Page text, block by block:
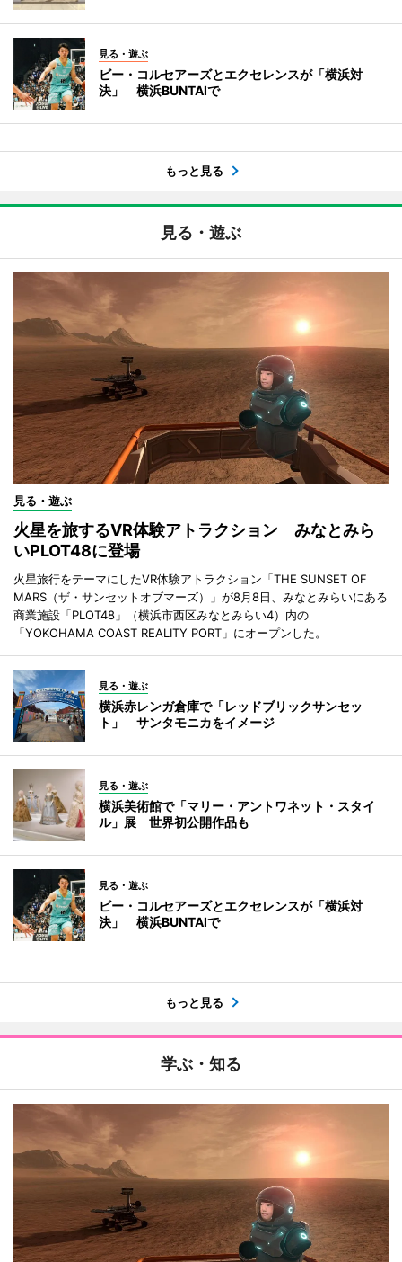
見る・遊ぶ
ビー・コルセアーズとエクセレンスが「横浜対
決」 横浜BUNTAIで
もっと見る
見る・遊ぶ
見る・遊ぶ
火星を旅するVR体験アトラクション みなとみら
いPLOT48に登場
火星旅行をテーマにしたVR体験アトラクション「THE SUNSET OF
MARS（ザ・サンセットオブマーズ）」が8月8日、みなとみらいにある
商業施設「PLOT48」（横浜市西区みなとみらい4）内の
「YOKOHAMA COAST REALITY PORT」にオープンした。
見る・遊ぶ
横浜赤レンガ倉庫で「レッドブリックサンセッ
ト」 サンタモニカをイメージ
見る・遊ぶ
横浜美術館で「マリー・アントワネット・スタイ
ル」展 世界初公開作品も
見る・遊ぶ
ビー・コルセアーズとエクセレンスが「横浜対
決」 横浜BUNTAIで
もっと見る
学ぶ・知る